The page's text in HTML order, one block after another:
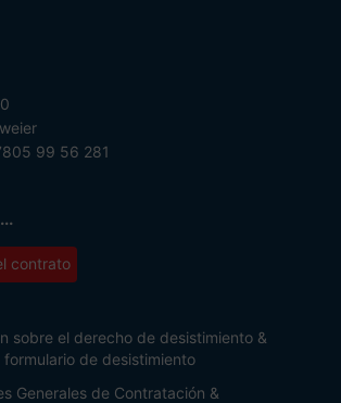
99 56 281
contrato
sobre el derecho de desistimiento &
formulario de desistimiento
Generales de Contratación &